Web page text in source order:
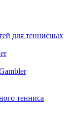
для теннисных
тенниса